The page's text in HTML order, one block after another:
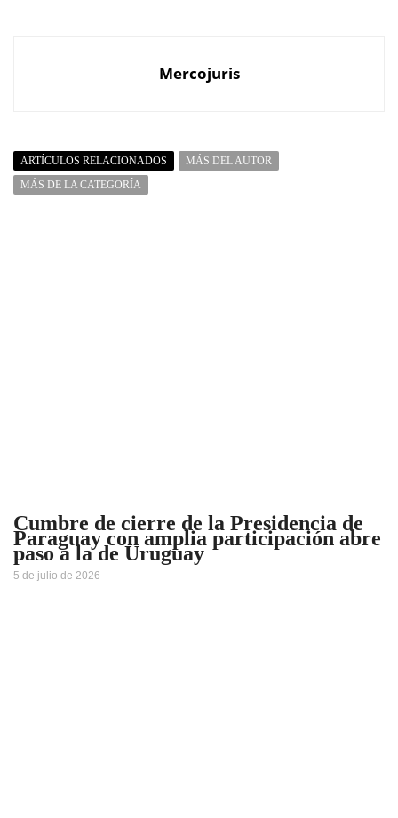
Mercojuris
ARTÍCULOS RELACIONADOS
MÁS DEL AUTOR
MÁS DE LA CATEGORÍA
Cumbre de cierre de la Presidencia de
Paraguay con amplia participación abre
paso a la de Uruguay
5 de julio de 2026